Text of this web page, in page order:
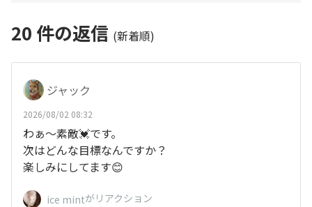
20 件の返信 (新着順)
ジャック
2026/08/02 08:32
わぁ〜素敵💓です。
次はどんな目標なんですか？
楽しみにしてます😊
ice mintがリアクション